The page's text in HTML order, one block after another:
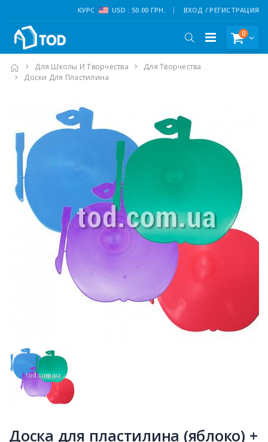
КУРС USD : 50.00 ГРН. ВХОД / РЕГИСТРАЦИЯ
0
Для Школы И Творчества
Для Творчества
Доски Для Пластилина
Доска для пластилина (яблоко) +